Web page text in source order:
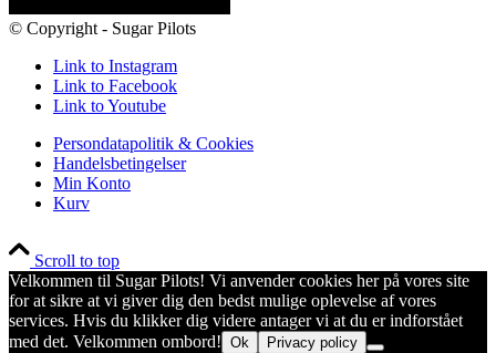
© Copyright - Sugar Pilots
Link to Instagram
Link to Facebook
Link to Youtube
Persondatapolitik & Cookies
Handelsbetingelser
Min Konto
Kurv
Scroll to top
Velkommen til Sugar Pilots! Vi anvender cookies her på vores site
for at sikre at vi giver dig den bedst mulige oplevelse af vores
services. Hvis du klikker dig videre antager vi at du er indforstået
med det. Velkommen ombord! Ok Privacy policy